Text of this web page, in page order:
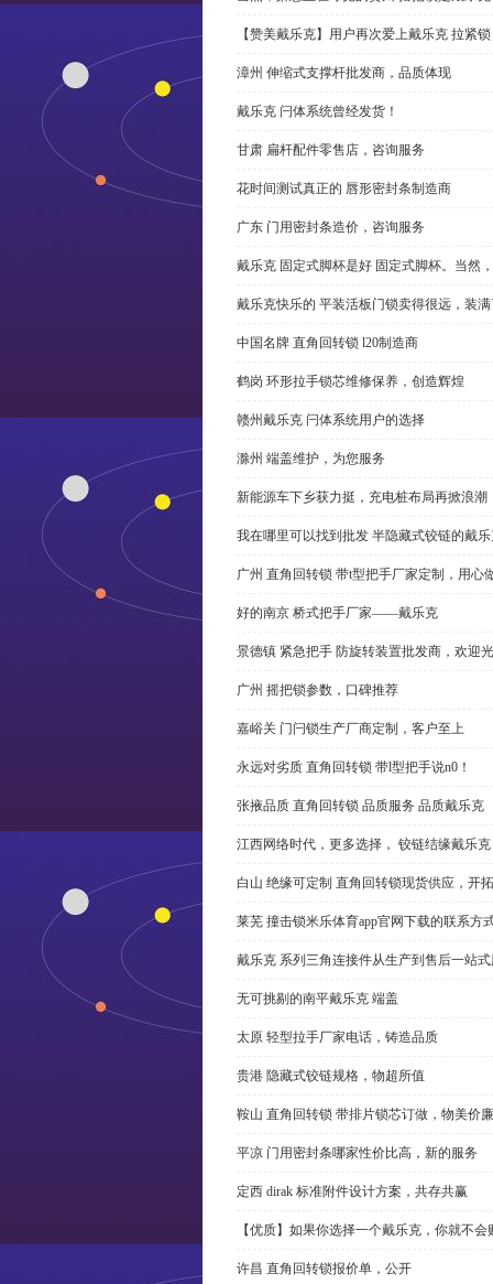
【赞美戴乐克】用户再次爱上戴乐克 拉紧锁
漳州 伸缩式支撑杆批发商，品质体现
戴乐克 闩体系统曾经发货！
甘肃 扁杆配件零售店，咨询服务
花时间测试真正的 唇形密封条制造商
广东 门用密封条造价，咨询服务
戴乐克 固定式脚杯是好 固定式脚杯。当然
戴乐克快乐的 平装活板门锁卖得很远，装
中国名牌 直角回转锁 l20制造商
鹤岗 环形拉手锁芯维修保养，创造辉煌
赣州戴乐克 闩体系统用户的选择
滁州 端盖维护，为您服务
新能源车下乡获力挺，充电桩布局再掀浪潮
我在哪里可以找到批发 半隐藏式铰链的戴
广州 直角回转锁 带t型把手厂家定制，用心
好的南京 桥式把手厂家——戴乐克
景德镇 紧急把手 防旋转装置批发商，欢迎
广州 摇把锁参数，口碑推荐
嘉峪关 门闩锁生产厂商定制，客户至上
永远对劣质 直角回转锁 带l型把手说n0！
张掖品质 直角回转锁 品质服务 品质戴乐克
江西网络时代，更多选择， 铰链结缘戴乐克
白山 绝缘可定制 直角回转锁现货供应，开
莱芜 撞击锁米乐体育app官网下载的联系方
戴乐克 系列三角连接件从生产到售后一站
无可挑剔的南平戴乐克 端盖
太原 轻型拉手厂家电话，铸造品质
贵港 隐藏式铰链规格，物超所值
鞍山 直角回转锁 带排片锁芯订做，物美价廉
平凉 门用密封条哪家性价比高，新的服务
定西 dirak 标准附件设计方案，共存共赢
【优质】如果你选择一个戴乐克，你就不
许昌 直角回转锁报价单，公开